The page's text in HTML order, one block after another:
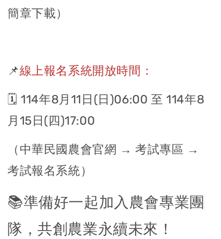
簡章下載）
📌線上報名系統開放時間：
🗓️ 114年8月11日(日)06:00 至 114年8
月15日(四)17:00
（中華民國農會官網 → 考試專區 →
考試報名系統）
📚準備好一起加入農會專業團
隊，共創農業永續未來！